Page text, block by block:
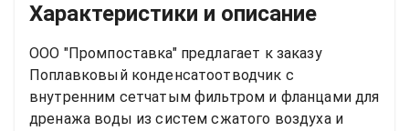
Характеристики и описание
ООО "Промпоставка" предлагает к заказу
Поплавковый конденсатоотводчик с
внутренним сетчатым фильтром и фланцами для
дренажа воды из систем сжатого воздуха и